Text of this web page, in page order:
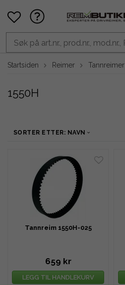
Startsiden Reimer Tannreimer
1550H
SORTER ETTER: NAVN
Tannreim 1550H-025
659 kr
LEGG TIL HANDLEKURV